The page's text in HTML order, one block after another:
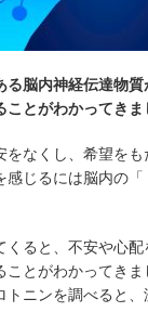
る脳内神経伝達物
とがわかってきま
をなくし、希望を
感じるには脳内の
くると、不安や心
ことがわかってき
トニンを調べると